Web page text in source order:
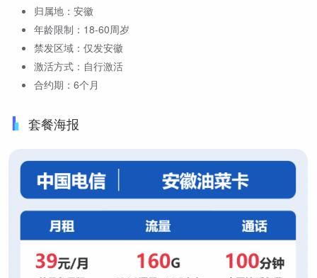
归属地：安徽
年龄限制：18-60周岁
禁发区域：仅发安徽
激活方式：自行激活
合约期：6个月
套餐海报